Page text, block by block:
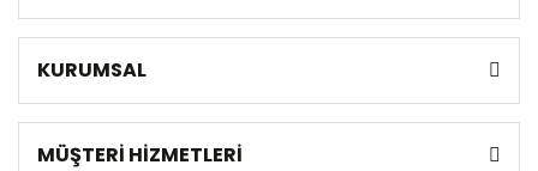
KURUMSAL
MÜŞTERİ HİZMETLERİ